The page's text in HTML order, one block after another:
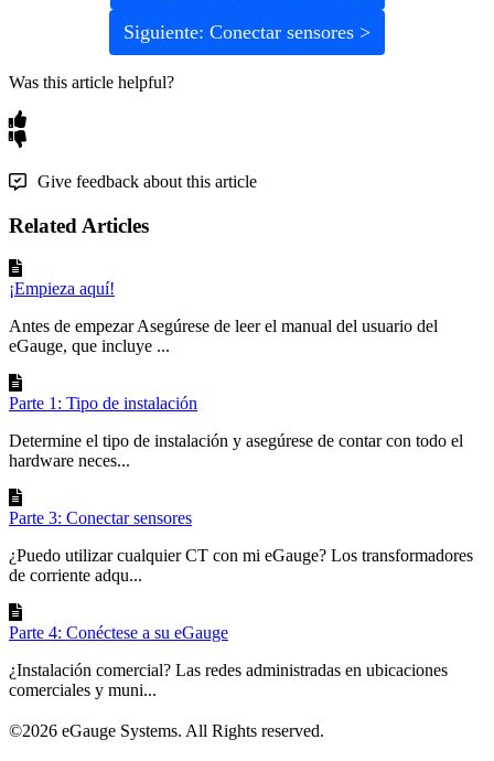
Siguiente: Conectar sensores >
Was this article helpful?
Give feedback about this article
Related Articles
¡Empieza aquí!
Antes de empezar Asegúrese de leer el manual del usuario del
eGauge, que incluye ...
Parte 1: Tipo de instalación
Determine el tipo de instalación y asegúrese de contar con todo el
hardware neces...
Parte 3: Conectar sensores
¿Puedo utilizar cualquier CT con mi eGauge? Los transformadores
de corriente adqu...
Parte 4: Conéctese a su eGauge
¿Instalación comercial? Las redes administradas en ubicaciones
comerciales y muni...
©2026 eGauge Systems. All Rights reserved.